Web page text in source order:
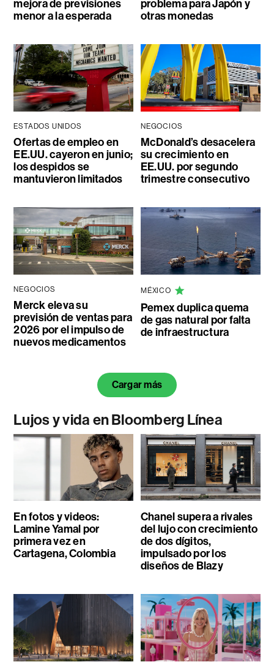
mejora de previsiones
menor a la esperada
problema para Japón y
otras monedas
ESTADOS UNIDOS
Ofertas de empleo en
EE.UU. cayeron en junio;
los despidos se
mantuvieron limitados
NEGOCIOS
McDonald’s desacelera
su crecimiento en
EE.UU. por segundo
trimestre consecutivo
NEGOCIOS
Merck eleva su
previsión de ventas para
2026 por el impulso de
nuevos medicamentos
MÉXICO
Pemex duplica quema
de gas natural por falta
de infraestructura
Cargar más
Lujos y vida en Bloomberg Línea
En fotos y videos:
Lamine Yamal por
primera vez en
Cartagena, Colombia
Chanel supera a rivales
del lujo con crecimiento
de dos dígitos,
impulsado por los
diseños de Blazy